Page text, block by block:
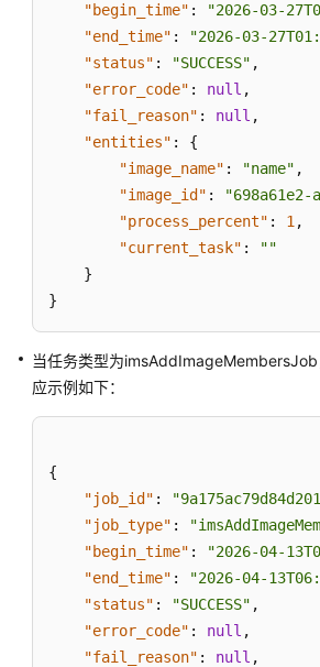
"begin_time" : "2026-03-
"end_time" : "2026-03-
"status" : "SUCCESS" ,
"error_code" : null ,
"fail_reason" : null ,
"entities" :
{
"image_name" : "name" ,
"image_id" :
"698a61e2-
"process_percent" : 1 ,
"current_task" :
""
}
}
当任务类型为
应示例如下：
{
"job_id" :
"job_type" :
"begin_time" : "2026-04-
"end_time" : "2026-04-
"status" : "SUCCESS" ,
"error_code" : null ,
"fail_reason" : null ,